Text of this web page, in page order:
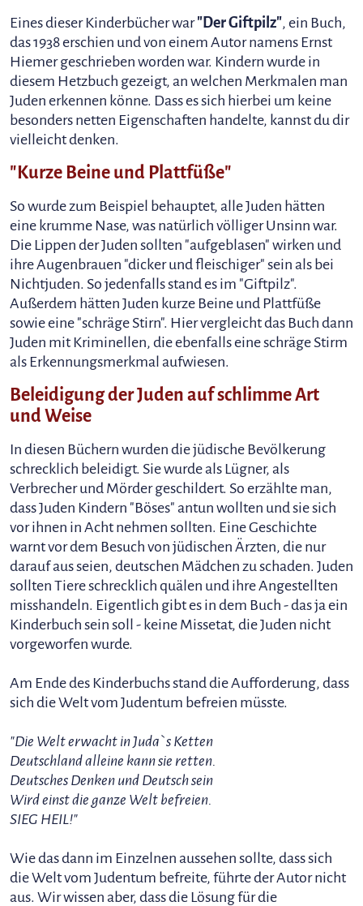
Eines dieser Kinderbücher war"Der Giftpilz", ein Buch,
das 1938 erschien und von einem Autor namens Ernst
Hiemer geschrieben worden war. Kindern wurde in
diesem Hetzbuch gezeigt, an welchen Merkmalen man
Juden erkennen könne. Dass es sich hierbei um keine
besonders netten Eigenschaften handelte, kannst du dir
vielleicht denken.
"Kurze Beine und Plattfüße"
So wurde zum Beispiel behauptet, alle Juden hätten
eine krumme Nase, was natürlich völliger Unsinn war.
Die Lippen der Juden sollten "aufgeblasen" wirken und
ihre Augenbrauen "dicker und fleischiger" sein als bei
Nichtjuden. So jedenfalls stand es im "Giftpilz".
Außerdem hätten Juden kurze Beine und Plattfüße
sowie eine "schräge Stirn". Hier vergleicht das Buch dann
Juden mit Kriminellen, die ebenfalls eine schräge Stirm
als Erkennungsmerkmal aufwiesen.
Beleidigung der Juden auf schlimme Art
und Weise
In diesen Büchern wurden die jüdische Bevölkerung
schrecklich beleidigt. Sie wurde als Lügner, als
Verbrecher und Mörder geschildert. So erzählte man,
dass Juden Kindern "Böses" antun wollten und sie sich
vor ihnen in Acht nehmen sollten. Eine Geschichte
warnt vor dem Besuch von jüdischen Ärzten, die nur
darauf aus seien, deutschen Mädchen zu schaden. Juden
sollten Tiere schrecklich quälen und ihre Angestellten
misshandeln. Eigentlich gibt es in dem Buch - das ja ein
Kinderbuch sein soll - keine Missetat, die Juden nicht
vorgeworfen wurde.
Am Ende des Kinderbuchs stand die Aufforderung, dass
sich die Welt vom Judentum befreien müsste.
"Die Welt erwacht in Juda`s Ketten
Deutschland alleine kann sie retten.
Deutsches Denken und Deutsch sein
Wird einst die ganze Welt befreien.
SIEG HEIL!"
Wie das dann im Einzelnen aussehen sollte, dass sich
die Welt vom Judentum befreite, führte der Autor nicht
aus. Wir wissen aber, dass die Lösung für die